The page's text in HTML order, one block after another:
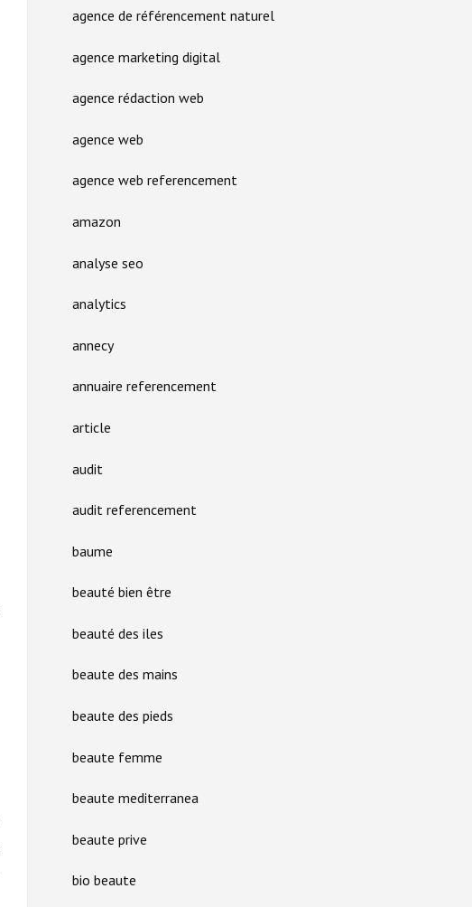
agence de référencement naturel
agence marketing digital
agence rédaction web
agence web
agence web referencement
amazon
analyse seo
analytics
annecy
annuaire referencement
article
audit
audit referencement
baume
beauté bien être
beauté des iles
beaute des mains
beaute des pieds
beaute femme
beaute mediterranea
beaute prive
bio beaute